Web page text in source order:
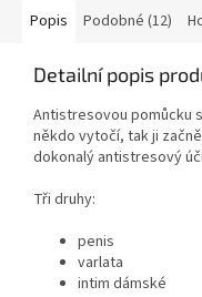
Popis Podobné (12)
Detailní popis
Antistresovou pomůcku
někdo vytočí, tak ji
dokonalý antistresový
Tři druhy:
penis
varlata
intim dámské